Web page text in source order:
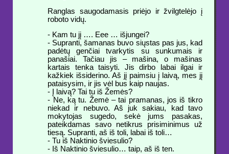
Ranglas saugodamasis priėjo ir žvilgtelėjo į
roboto vidų.
- Kam tu jį …. Eee … išjungei?
- Supranti, šamanas buvo siųstas pas jus, kad
padėtų genčiai tvarkytis su sunkumais ir
panašiai. Tačiau jis – mašina, o mašinas
kartais tenka taisyti. Jis dirbo labai ilgai ir
kažkiek išsiderino. Aš jį paimsiu į laivą, mes jį
pataisysim, ir jis vėl bus kaip naujas.
- Į laivą? Tai tu iš Žemės?
- Ne, ką tu. Žemė – tai pramanas, jos iš tikro
niekad ir nebuvo. Aš juk sakiau, kad tavo
mokytojas sugedo, sekė jums pasakas,
pateikdamas savo netikrus prisiminimus už
tiesą. Supranti, aš iš toli, labai iš toli…
- Tu iš Naktinio šviesulio?
- Iš Naktinio šviesulio… taip, aš iš ten.